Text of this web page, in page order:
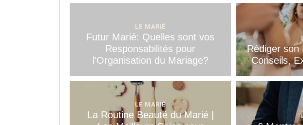
LE MARIÉ
Futur Marié: Quelles sont vos
Responsabilités pour
l’Organisation du Mariage?
Rédiger son
Conseils,
LE MARIÉ
La Routine Beauté du Marié |